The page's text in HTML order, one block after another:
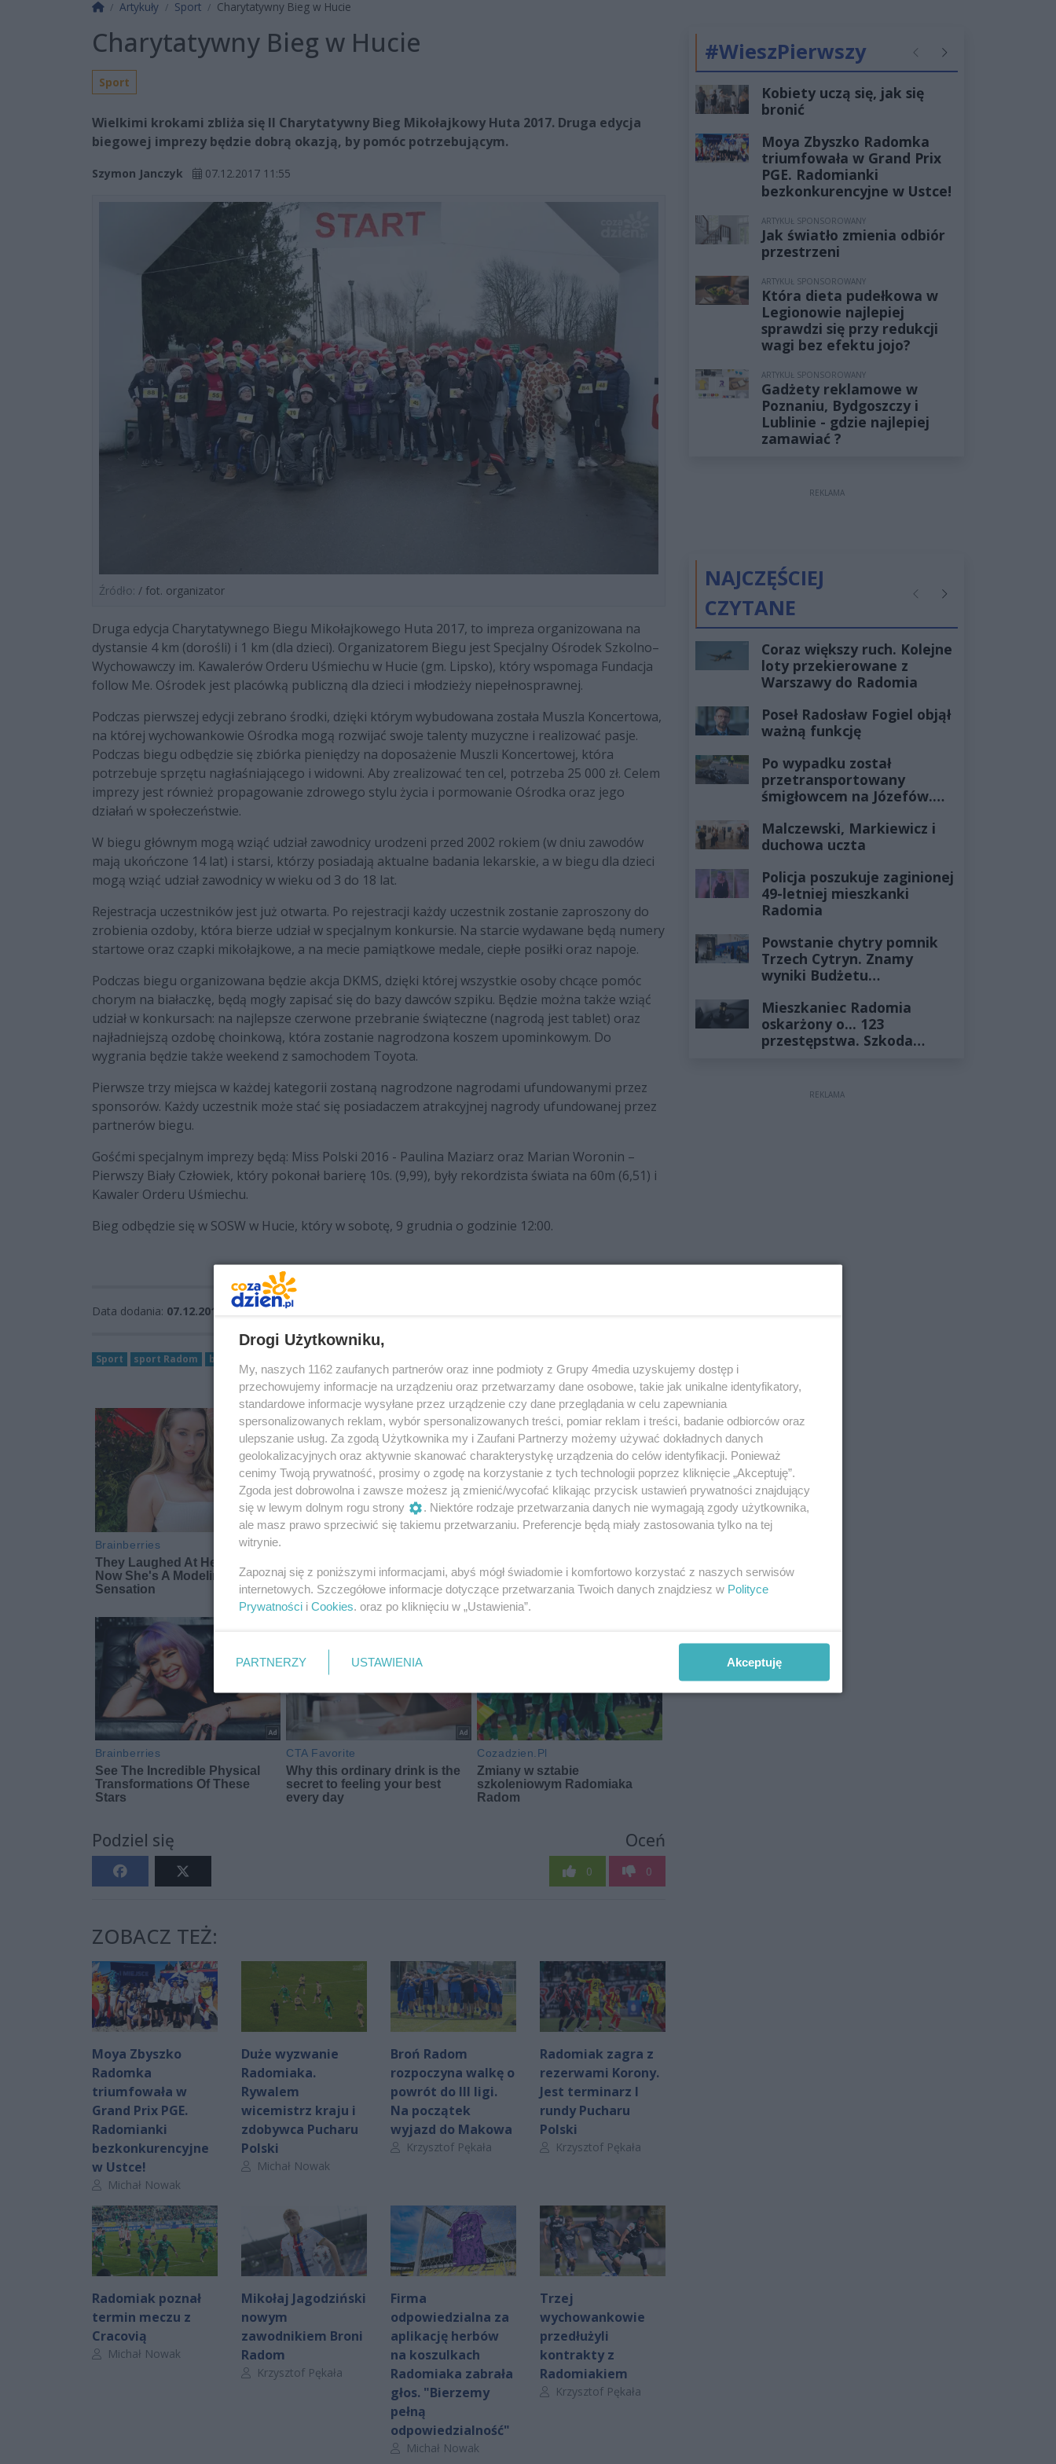
Strona główna
Artykuły Sport Charytatywny Bieg w Hucie
Charytatywny Bieg w Hucie
Sport
Wielkimi krokami zbliża się II Charytatywny Bieg Mikołajkowy Huta 2017. Druga edycja
biegowej imprezy będzie dobrą okazją, by pomóc potrzebującym.
Szymon Janczyk 07.12.2017 11:55
Źródło: / fot. organizator
Druga edycja Charytatywnego Biegu Mikołajkowego Huta 2017, to impreza organizowana na
dystansie 4 km (dorośli) i 1 km (dla dzieci). Organizatorem Biegu jest Specjalny Ośrodek Szkolno–
Wychowawczy im. Kawalerów Orderu Uśmiechu w Hucie (gm. Lipsko), który wspomaga Fundacja
follow Me. Ośrodek jest placówką publiczną dla dzieci i młodzieży niepełnosprawnej.
Podczas pierwszej edycji zebrano środki, dzięki którym wybudowana została Muszla Koncertowa,
na której wychowankowie Ośrodka mogą rozwijać swoje talenty muzyczne i realizować pasje.
Podczas biegu odbędzie się zbiórka pieniędzy na doposażenie Muszli Koncertowej, która
potrzebuje sprzętu nagłaśniającego i widowni. Aby zrealizować ten cel, potrzeba 25 000 zł. Celem
imprezy jest również propagowanie zdrowego stylu życia i pormowanie Ośrodka oraz jego
działań w społeczeństwie.
W biegu głównym mogą wziąć udział zawodnicy urodzeni przed 2002 rokiem (w dniu zawodów
mają ukończone 14 lat) i starsi, którzy posiadają aktualne badania lekarskie, a w biegu dla dzieci
mogą wziąć udział zawodnicy w wieku od 3 do 18 lat.
Rejestracja uczestników jest już otwarta. Po rejestracji każdy uczestnik zostanie zaproszony do
zrobienia ozdoby, która bierze udział w specjalnym konkursie. Na starcie wydawane będą numery
startowe oraz czapki mikołajkowe, a na mecie pamiątkowe medale, ciepłe posiłki oraz napoje.
Podczas biegu organizowana będzie akcja DKMS, dzięki której wszystkie osoby chcące pomóc
chorym na białaczkę, będą mogły zapisać się do bazy dawców szpiku. Będzie można także wziąć
udział w konkursach: na najlepsze czerwone przebranie świąteczne (nagrodą jest tablet) oraz
najładniejszą ozdobę choinkową, która zostanie nagrodzona koszem upominkowym. Do
wygrania będzie także weekend z samochodem Toyota.
Pierwsze trzy miejsca w każdej kategorii zostaną nagrodzone nagrodami ufundowanymi przez
sponsorów. Każdy uczestnik może stać się posiadaczem atrakcyjnej nagrody ufundowanej przez
partnerów biegu.
Gośćmi specjalnym imprezy będą: Miss Polski 2016 - Paulina Maziarz oraz Marian Woronin –
Pierwszy Biały Człowiek, który pokonał barierę 10s. (9,99), były rekordzista świata na 60m (6,51) i
Kawaler Orderu Uśmiechu.
Bieg odbędzie się w SOSW w Hucie, który w sobotę, 9 grudnia o godzinie 12:00.
Data dodania: 07.12.2017 11:55
Sport sport Radom bieganie
Podziel się Oceń
0 0
ZOBACZ TEŻ:
Moya Zbyszko
Radomka
triumfowała w
Grand Prix PGE.
Radomianki
bezkonkurencyjne
w Ustce!
Autor artykułu:
Michał Nowak
Duże wyzwanie
Radomiaka.
Rywalem
wicemistrz kraju i
zdobywca Pucharu
Polski
Autor artykułu:
Michał Nowak
Broń Radom
rozpoczyna walkę o
powrót do III ligi.
Na początek
wyjazd do Makowa
Autor artykułu:
Krzysztof Pękała
Radomiak zagra z
rezerwami Korony.
Jest terminarz I
rundy Pucharu
Polski
Autor artykułu:
Krzysztof Pękała
Radomiak poznał
termin meczu z
Cracovią
Autor artykułu:
Michał Nowak
Mikołaj Jagodziński
nowym
zawodnikiem Broni
Radom
Autor artykułu:
Krzysztof Pękała
Firma
odpowiedzialna za
aplikację herbów
na koszulkach
Radomiaka zabrała
głos. "Bierzemy
pełną
odpowiedzialność"
Autor artykułu:
Michał Nowak
Trzej
wychowankowie
przedłużyli
kontrakty z
Radomiakiem
Autor artykułu:
Krzysztof Pękała
#WieszPierwszy PoprzednieNastępne
Kobiety uczą się, jak się
bronić
Moya Zbyszko Radomka
triumfowała w Grand Prix
PGE. Radomianki
bezkonkurencyjne w Ustce!
ARTYKUŁ SPONSOROWANY
Jak światło zmienia odbiór
przestrzeni
ARTYKUŁ SPONSOROWANY
Która dieta pudełkowa w
Legionowie najlepiej
sprawdzi się przy redukcji
wagi bez efektu jojo?
ARTYKUŁ SPONSOROWANY
Gadżety reklamowe w
Poznaniu, Bydgoszczy i
Lublinie - gdzie najlepiej
zamawiać ?
REKLAMA
NAJCZĘŚCIEJ
CZYTANE
PoprzednieNastępne
Coraz większy ruch. Kolejne
loty przekierowane z
Warszawy do Radomia
Poseł Radosław Fogiel objął
ważną funkcję
Po wypadku został
przetransportowany
śmigłowcem na Józefów.
żyłach
Malczewski, Markiewicz i
duchowa uczta
Policja poszukuje zaginionej
49-letniej mieszkanki
Radomia
Powstanie chytry pomnik
Trzech Cytryn. Znamy
wyniki Budżetu
Mieszkaniec Radomia
oskarżony o... 123
przestępstwa. Szkoda
REKLAMA
Drogi Użytkowniku,
My, naszych 1162 zaufanych partnerów oraz inne podmioty z Grupy 4media uzyskujemy dostęp i
przechowujemy informacje na urządzeniu oraz przetwarzamy dane osobowe, takie jak unikalne identyfikatory,
standardowe informacje wysyłane przez urządzenie czy dane przeglądania w celu zapewniania
spersonalizowanych reklam, wybór spersonalizowanych treści, pomiar reklam i treści, badanie odbiorców oraz
ulepszanie usług. Za zgodą Użytkownika my i Zaufani Partnerzy możemy używać dokładnych danych
geolokalizacyjnych oraz aktywnie skanować charakterystykę urządzenia do celów identyfikacji. Ponieważ
cenimy Twoją prywatność, prosimy o zgodę na korzystanie z tych technologii poprzez kliknięcie „Akceptuję”.
Zgoda jest dobrowolna i zawsze możesz ją zmienić/wycofać klikając przycisk ustawień prywatności znajdujący
się w lewym dolnym rogu strony
. Niektóre rodzaje przetwarzania danych nie wymagają zgody użytkownika,
ale masz prawo sprzeciwić się takiemu przetwarzaniu. Preferencje będą miały zastosowania tylko na tej
witrynie.
Zapoznaj się z poniższymi informacjami, abyś mógł świadomie i komfortowo korzystać z naszych serwisów
internetowych. Szczegółowe informacje dotyczące przetwarzania Twoich danych znajdziesz w Polityce
Prywatności i Cookies. oraz po kliknięciu w „Ustawienia”.
PARTNERZY USTAWIENIA Akceptuję